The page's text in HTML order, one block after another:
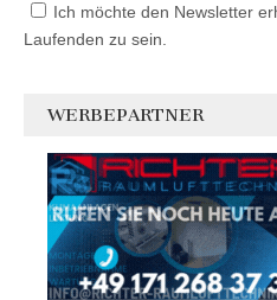
Ich möchte den Newsletter
Laufenden zu sein.
WERBEPARTNER